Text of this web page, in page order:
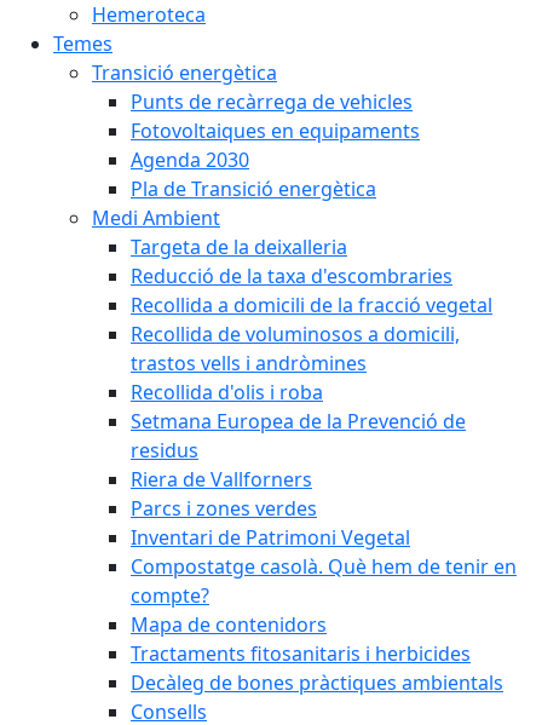
Hemeroteca
Temes
Transició energètica
Punts de recàrrega de vehicles
Fotovoltaiques en equipaments
Agenda 2030
Pla de Transició energètica
Medi Ambient
Targeta de la deixalleria
Reducció de la taxa d'escombraries
Recollida a domicili de la fracció vegetal
Recollida de voluminosos a domicili,
trastos vells i andròmines
Recollida d'olis i roba
Setmana Europea de la Prevenció de
residus
Riera de Vallforners
Parcs i zones verdes
Inventari de Patrimoni Vegetal
Compostatge casolà. Què hem de tenir en
compte?
Mapa de contenidors
Tractaments fitosanitaris i herbicides
Decàleg de bones pràctiques ambientals
Consells